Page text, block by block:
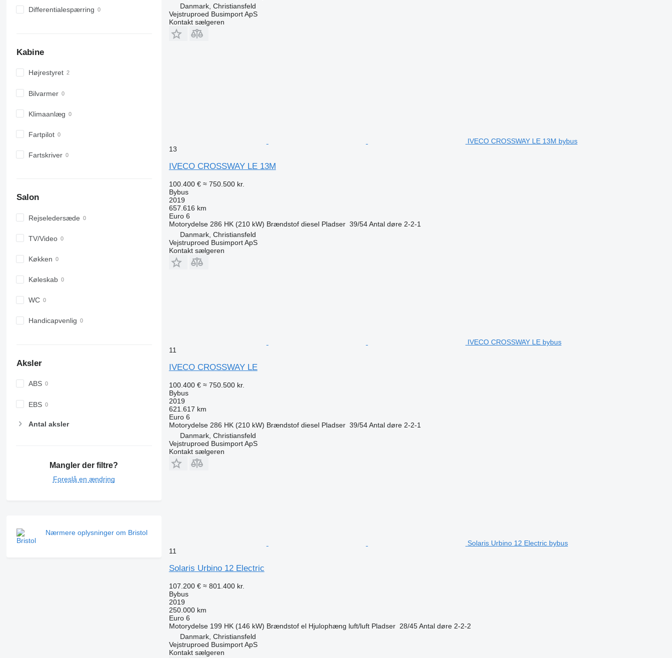
Differentialespærring
Kabine
Højrestyret
Bilvarmer
Klimaanlæg
Fartpilot
Fartskriver
Salon
Rejseledersæde
TV/Video
Køkken
Køleskab
WC
Handicapvenlig
Aksler
ABS
EBS
Antal aksler
Mangler der filtre?
Foreslå en ændring
Nærmere oplysninger om Bristol
Danmark, Christiansfeld
Vejstruproed Busimport ApS
Kontakt sælgeren
IVECO CROSSWAY LE 13M bybus
13
IVECO CROSSWAY LE 13M
100.400 € ≈ 750.500 kr.
Bybus
2019
657.616 km
Euro 6
Motorydelse 286 HK (210 kW) Brændstof diesel Pladser 39/54 Antal døre 2-2-1
Danmark, Christiansfeld
Vejstruproed Busimport ApS
Kontakt sælgeren
IVECO CROSSWAY LE bybus
11
IVECO CROSSWAY LE
100.400 € ≈ 750.500 kr.
Bybus
2019
621.617 km
Euro 6
Motorydelse 286 HK (210 kW) Brændstof diesel Pladser 39/54 Antal døre 2-2-1
Danmark, Christiansfeld
Vejstruproed Busimport ApS
Kontakt sælgeren
Solaris Urbino 12 Electric bybus
11
Solaris Urbino 12 Electric
107.200 € ≈ 801.400 kr.
Bybus
2019
250.000 km
Euro 6
Motorydelse 199 HK (146 kW) Brændstof el Hjulophæng luft/luft Pladser 28/45 Antal døre 2-2-2
Danmark, Christiansfeld
Vejstruproed Busimport ApS
Kontakt sælgeren